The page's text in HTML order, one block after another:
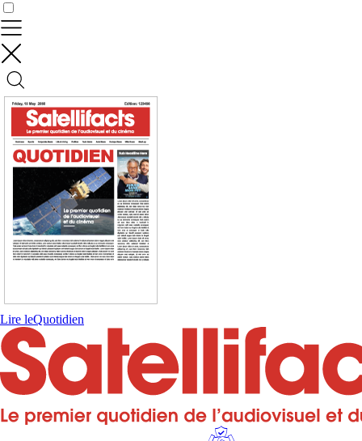
Lire leQuotidien
Contrôler vos données